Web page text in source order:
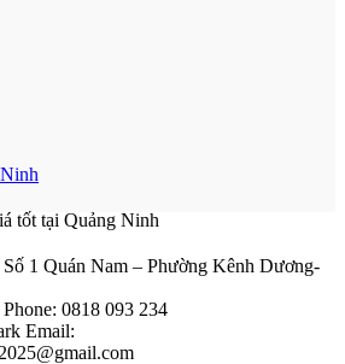
tốt tại Quảng Ninh
Số 1 Quán Nam – Phường Kênh Dương-
Phone: 0818 093 234
Email: